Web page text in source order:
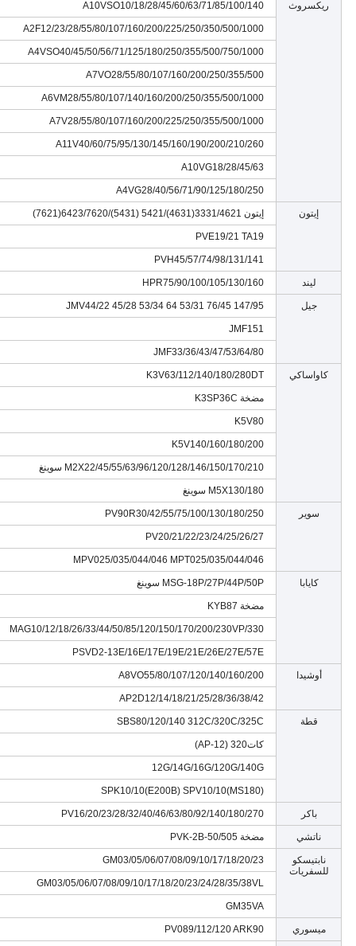
ريكسروث A10VSO10/18/28/45/60/63/71/85/100/140
A2F12/23/28/55/80/107/160/200/225/250/350/500/1000
A4VSO40/45/50/56/71/125/180/250/355/500/750/1000
A7VO28/55/80/107/160/200/250/355/500
A6VM28/55/80/107/140/160/200/250/355/500/1000
A7V28/55/80/107/160/200/225/250/355/500/1000
A11V40/60/75/95/130/145/160/190/200/210/260
A10VG18/28/45/63
A4VG28/40/56/71/90/125/180/250
إيتون إيتون 3331/4621(4631)/5421 (5431)/6423/7620(7621)
PVE19/21 TA19
PVH45/57/74/98/131/141
ليند HPR75/90/100/105/130/160
جيل JMV44/22 45/28 53/34 64 53/31 76/45 147/95
JMF151
JMF33/36/43/47/53/64/80
كاواساكي K3V63/112/140/180/280DT
مضخة K3SP36C
K5V80
K5V140/160/180/200
M2X22/45/55/63/96/120/128/146/150/170/210 سوينغ
M5X130/180 سوينغ
سوير PV90R30/42/55/75/100/130/180/250
PV20/21/22/23/24/25/26/27
MPV025/035/044/046 MPT025/035/044/046
كايابا MSG-18P/27P/44P/50P سوينغ
مضخة KYB87
MAG10/12/18/26/33/44/50/85/120/150/170/200/230VP/330
PSVD2-13E/16E/17E/19E/21E/26E/27E/57E
أوشيدا A8VO55/80/107/120/140/160/200
AP2D12/14/18/21/25/28/36/38/42
قطة SBS80/120/140 312C/320C/325C
كات320 (AP-12)
12G/14G/16G/120G/140G
SPK10/10(E200B) SPV10/10(MS180)
باكر PV16/20/23/28/32/40/46/63/80/92/140/180/270
ناتشي مضخة PVK-2B-50/505
نابتيسكو
للسفريات
GM03/05/06/07/08/09/10/17/18/20/23
GM03/05/06/07/08/09/10/17/18/20/23/24/28/35/38VL
GM35VA
ميسوري PV089/112/120 ARK90